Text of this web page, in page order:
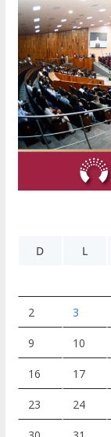
D
L
2 3
9 10
16 17
23 24